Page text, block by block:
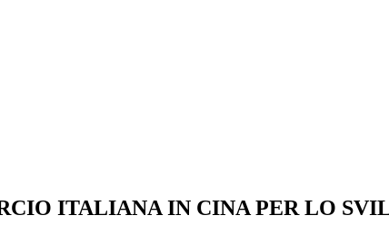
ITALIANA IN CINA PER LO